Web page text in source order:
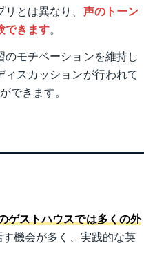
とは異なり、 声のトーン
できます。
のモチベーションを維持し
スカッションが行われて
できます。
ゲストハウスでは多くの外
機会が多く、実践的な英